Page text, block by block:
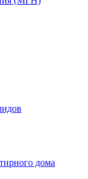
дома